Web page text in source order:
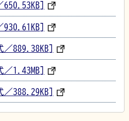
930.61KB]
／889.38KB]
／1.43MB]
／388.29KB]